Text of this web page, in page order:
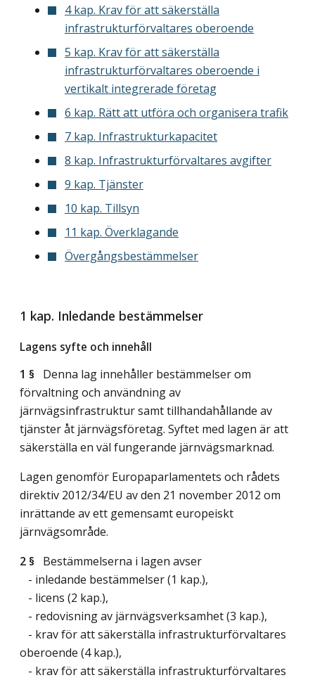
4 kap. Krav för att säkerställa
infrastrukturförvaltares oberoende
5 kap. Krav för att säkerställa
infrastrukturförvaltares oberoende i
vertikalt integrerade företag
6 kap. Rätt att utföra och organisera trafik
7 kap. Infrastrukturkapacitet
8 kap. Infrastrukturförvaltares avgifter
9 kap. Tjänster
10 kap. Tillsyn
11 kap. Överklagande
Övergångsbestämmelser
1 kap. Inledande bestämmelser
Lagens syfte och innehåll
1 § Denna lag innehåller bestämmelser om
förvaltning och användning av
järnvägsinfrastruktur samt tillhandahållande av
tjänster åt järnvägsföretag. Syftet med lagen är att
säkerställa en väl fungerande järnvägsmarknad.
Lagen genomför Europaparlamentets och rådets
direktiv 2012/34/EU av den 21 november 2012 om
inrättande av ett gemensamt europeiskt
järnvägsområde.
2 § Bestämmelserna i lagen avser
- inledande bestämmelser (1 kap.),
- licens (2 kap.),
- redovisning av järnvägsverksamhet (3 kap.),
- krav för att säkerställa infrastrukturförvaltares
oberoende (4 kap.),
- krav för att säkerställa infrastrukturförvaltares